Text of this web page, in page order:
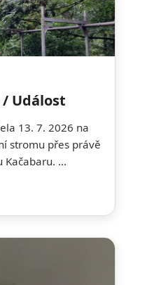
Událost
13. 7. 2026 na
stromu přes právě
...